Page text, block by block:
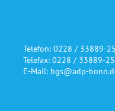
Telefon: 0228 / 33889-
Telefax: 0228 / 33889-
E-Mail: bgs@adp-